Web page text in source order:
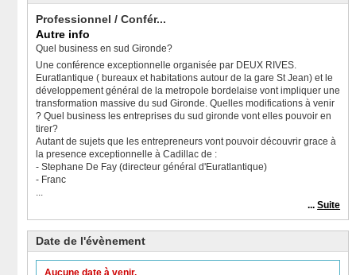
Professionnel / Confér...
Autre info
Quel business en sud Gironde?
Une conférence exceptionnelle organisée par DEUX RIVES.
Euratlantique ( bureaux et habitations autour de la gare St Jean) et le
développement général de la metropole bordelaise vont impliquer une
transformation massive du sud Gironde. Quelles modifications à venir
? Quel business les entreprises du sud gironde vont elles pouvoir en
tirer?
Autant de sujets que les entrepreneurs vont pouvoir découvrir grace à
la presence exceptionnelle à Cadillac de :
- Stephane De Fay (directeur général d'Euratlantique)
- Franc
...
...Suite
Date de l'évènement
Aucune date à venir.